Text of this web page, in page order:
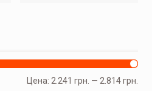
Цена: 2.241 грн. — 2.814 грн.